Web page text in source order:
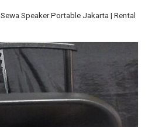
Sewa Speaker Portable Jakarta | Rental